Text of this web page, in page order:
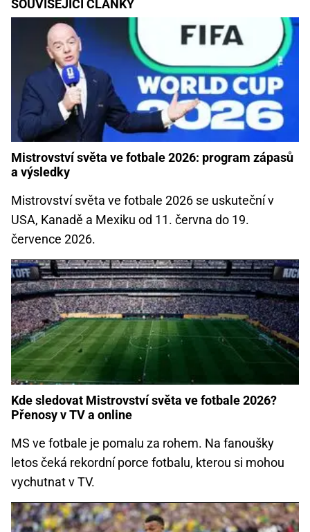
SOUVISEJÍCÍ ČLÁNKY
Mistrovství světa ve fotbale 2026: program zápasů
a výsledky
Mistrovství světa ve fotbale 2026 se uskuteční v
USA, Kanadě a Mexiku od 11. června do 19.
července 2026.
Kde sledovat Mistrovství světa ve fotbale 2026?
Přenosy v TV a online
MS ve fotbale je pomalu za rohem. Na fanoušky
letos čeká rekordní porce fotbalu, kterou si mohou
vychutnat v TV.